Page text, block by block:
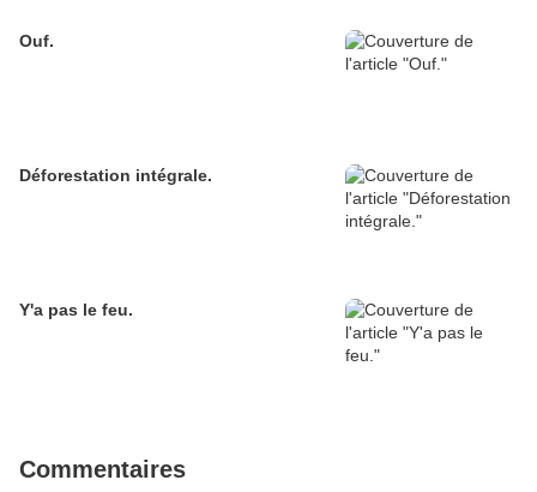
Ouf.
Déforestation intégrale.
Y'a pas le feu.
Commentaires